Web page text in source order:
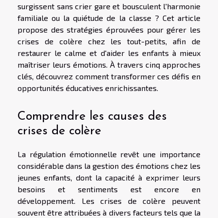
surgissent sans crier gare et bousculent l'harmonie
familiale ou la quiétude de la classe ? Cet article
propose des stratégies éprouvées pour gérer les
crises de colère chez les tout-petits, afin de
restaurer le calme et d'aider les enfants à mieux
maîtriser leurs émotions. À travers cinq approches
clés, découvrez comment transformer ces défis en
opportunités éducatives enrichissantes.
Comprendre les causes des
crises de colère
La régulation émotionnelle revêt une importance
considérable dans la gestion des émotions chez les
jeunes enfants, dont la capacité à exprimer leurs
besoins et sentiments est encore en
développement. Les crises de colère peuvent
souvent être attribuées à divers facteurs tels que la